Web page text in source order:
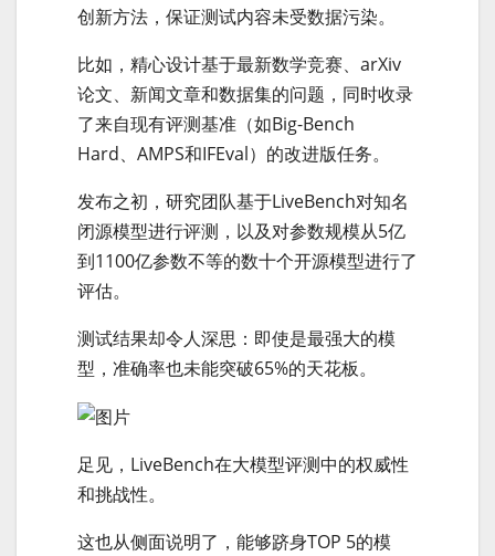
创新方法，保证测试内容未受数据污染。
比如，精心设计基于最新数学竞赛、arXiv
论文、新闻文章和数据集的问题，同时收录
了来自现有评测基准（如Big-Bench
Hard、AMPS和IFEval）的改进版任务。
发布之初，研究团队基于LiveBench对知名
闭源模型进行评测，以及对参数规模从5亿
到1100亿参数不等的数十个开源模型进行了
评估。
测试结果却令人深思：即使是最强大的模
型，准确率也未能突破65%的天花板。
足见，LiveBench在大模型评测中的权威性
和挑战性。
这也从侧面说明了，能够跻身TOP 5的模